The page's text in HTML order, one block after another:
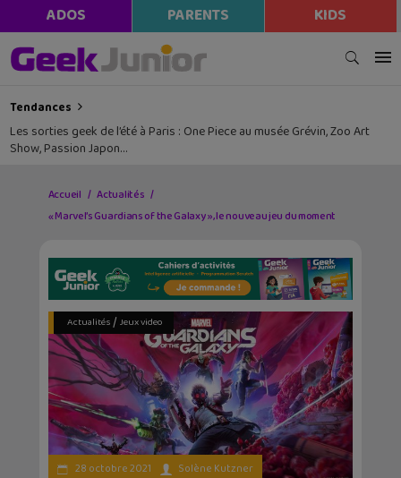
ADOS PARENTS KIDS
Tendances
Les sorties geek de l’été à Paris : One Piece au musée Grévin, Zoo Art
Show, Passion Japon…
Accueil
Actualités
« Marvel’s Guardians of the Galaxy », le nouveau jeu du moment
Actualités/ Jeux video
28 octobre 2021 Solène Kutzner